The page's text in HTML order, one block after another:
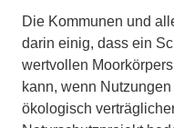
Die Kommunen und
darin einig, dass ein
wertvollen
kann, wenn
ökologisch